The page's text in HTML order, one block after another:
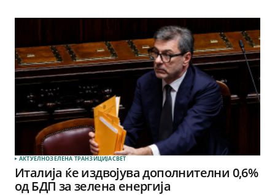
АКТУЕЛНОЗЕЛЕНА ТРАНЗИЦИЈАСВЕТ
Италија ќе издвојува дополнителни 0,6%
од БДП за зелена енергија